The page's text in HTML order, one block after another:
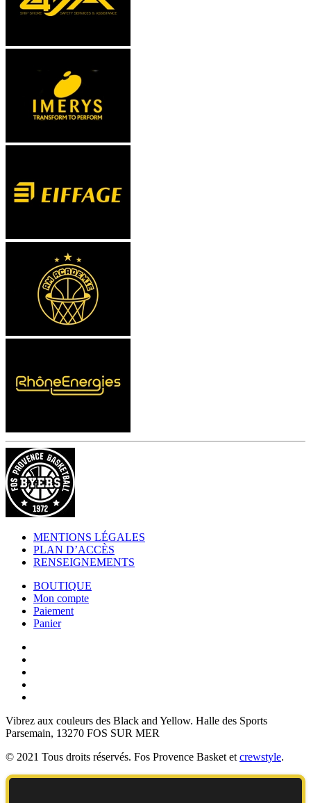
MENTIONS LÉGALES
PLAN D’ACCÈS
RENSEIGNEMENTS
BOUTIQUE
Mon compte
Paiement
Panier
Vibrez aux couleurs des Black and Yellow. Halle des Sports
Parsemain, 13270 FOS SUR MER
© 2021 Tous droits réservés. Fos Provence Basket et crewstyle.